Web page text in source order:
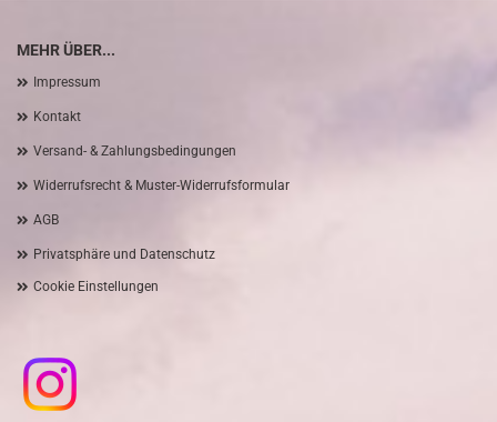
MEHR ÜBER...
Impressum
Kontakt
Versand- & Zahlungsbedingungen
Widerrufsrecht & Muster-Widerrufsformular
AGB
Privatsphäre und Datenschutz
Cookie Einstellungen